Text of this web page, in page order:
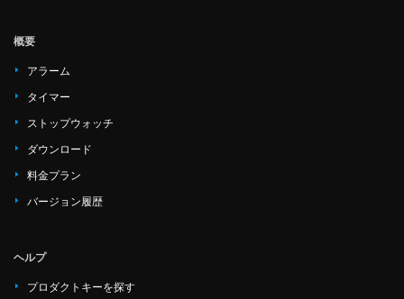
概要
アラーム
タイマー
ストップウォッチ
ダウンロード
料金プラン
バージョン履歴
ヘルプ
プロダクトキーを探す